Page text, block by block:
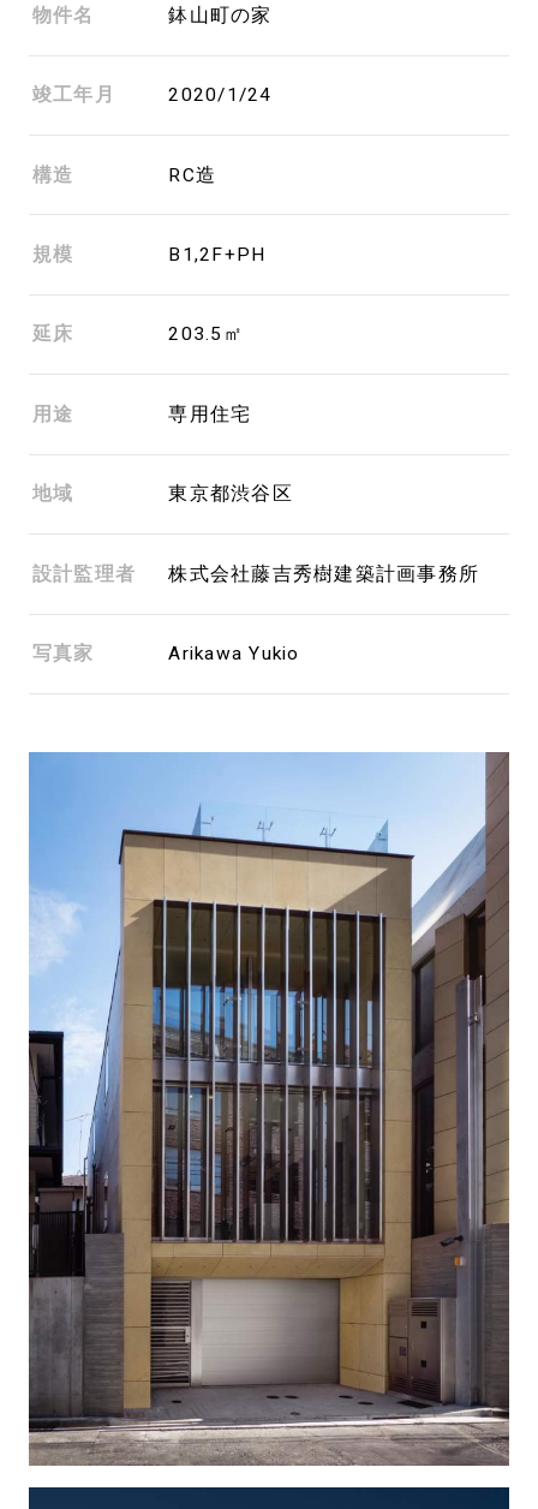
物件名 鉢山町の家
竣工年月 2020/1/24
構造 RC造
規模 B1,2F+PH
延床 203.5㎡
用途 専用住宅
地域 東京都渋谷区
設計監理者 株式会社藤吉秀樹建築計画事務所
写真家 Arikawa Yukio